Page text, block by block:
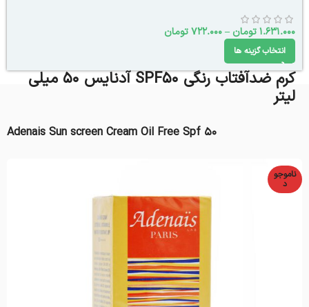
1.631.000تومان –
722.000تومان
انتخاب گزینه ها
کرم ضدآفتاب رنگی SPF50 آدنایس 50 میلی
لیتر
Adenais Sun screen Cream Oil Free Spf 50
ناموجو
د